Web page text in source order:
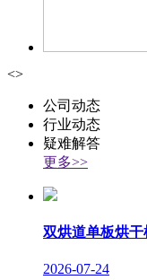
<>
公司动态
行业动态
疑难解答
更多>>
双烘道单板烘
2026-07-24